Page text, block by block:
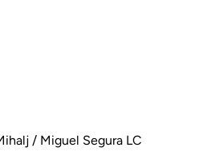
/ Miguel Segura LC